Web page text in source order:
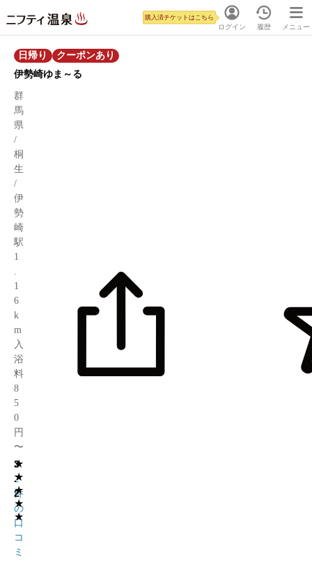
ログイン
購入済チケットはこちら
履歴 メニュー
日帰り
クーポンあり
伊勢崎ゆま～る
群
馬
県
/
桐
生
/
伊
勢
崎
駅
1
1
6
k
m
入
浴
料
8
5
0
円
〜
★
★
★
★
★
3
.
2
2
2
件
の
口
コ
ミ